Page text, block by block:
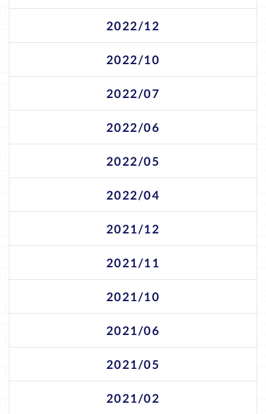
2022/12
2022/10
2022/07
2022/06
2022/05
2022/04
2021/12
2021/11
2021/10
2021/06
2021/05
2021/02